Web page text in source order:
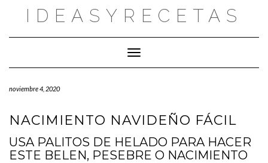
IDEASYRECETAS
Cambiar modo de navegación
noviembre 4, 2020
NACIMIENTO NAVIDEÑO FÁCIL
USA PALITOS DE HELADO PARA HACER
ESTE BELEN, PESEBRE O NACIMIENTO